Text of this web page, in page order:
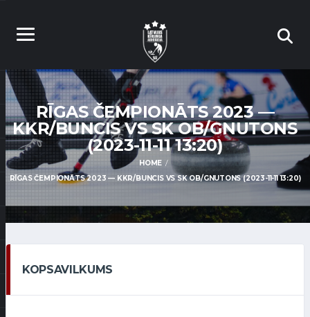
RĪGAS ČEMPIONĀTS 2023 —
KKR/BUNCIS VS SK OB/GNUTONS
(2023-11-11 13:20)
HOME
RĪGAS ČEMPIONĀTS 2023 — KKR/BUNCIS VS SK OB/GNUTONS (2023-11-11 13:20)
KOPSAVILKUMS